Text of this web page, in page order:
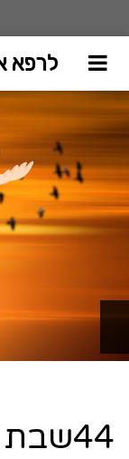
לרפא
44שבת חזון